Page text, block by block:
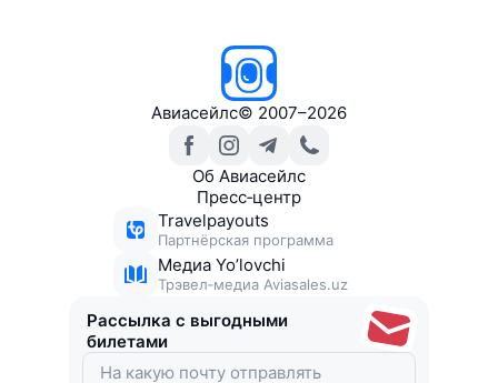
Авиасейлс© 2007–2026
Об Авиасейлс
Пресс‑центр
Travelpayouts
Партнёрская программа
Медиа Yo’lovchi
Трэвел‑медиа Aviasales.uz
Рассылка с выгодными
билетами